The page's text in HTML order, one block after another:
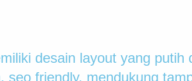
desain layout yang putih
seo friendly, mendukung